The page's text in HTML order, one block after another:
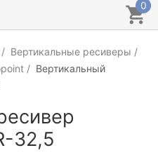
0
Вертикальные ресиверы
Вертикальный
32,5